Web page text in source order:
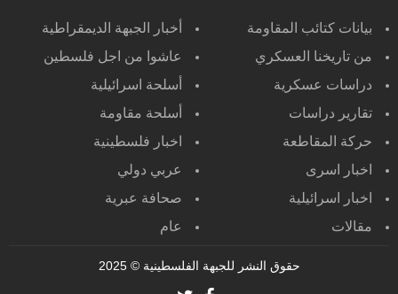
بيانات كتائب المقاومة
أخبار الجبهة الديمقراطية
من تاريخنا العسكري
عاشوا من اجل فلسطين
دراسات عسكرية
أسلحة اسرائيلية
تقارير دراسات
أسلحة مقاومة
حركة المقاطعة
اخبار فلسطينية
اخبار اسرى
عربي دولي
اخبار اسرائيلية
صحافة عبرية
مقالات
عام
حقوق النشر للجبهة الفلسطينية© 2025